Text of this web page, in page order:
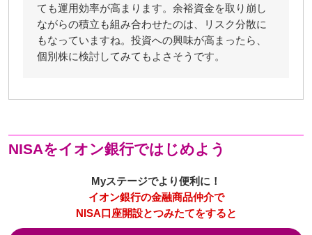
ても運用効率が高まります。余裕資金を取り崩し
ながらの積立も組み合わせたのは、リスク分散に
もなっていますね。投資への興味が高まったら、
個別株に検討してみてもよさそうです。
NISAをイオン銀行ではじめよう
Myステージでより便利に！
イオン銀行の金融商品仲介で
NISA口座開設とつみたてをすると